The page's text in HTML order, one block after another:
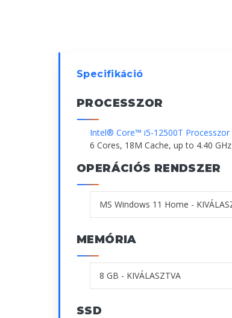
Specifikáció
PROCESSZOR
Intel® Core™ i5-12500T Processzor
6 Cores, 18M Cache, up to 4.40 GHz
OPERÁCIÓS RENDSZER
MEMÓRIA
SSD